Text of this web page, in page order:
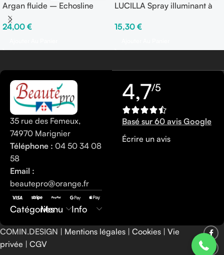
Argan fluide – Echosline
24,00 €
LUCILLA Spray illuminant à
150 ml – Fix ○○○○○
15,30 €
35 rue des Femeux,
74970 Marignier
Téléphone : 04 50 34 08
58
Email :
beautepro@orange.fr
Catégories
Menu Info
4,7/5
Basé sur 60 avis Google
Écrire un avis
COMIN.DESIGN | Mentions légales | Cookies | Vie
privée | CGV